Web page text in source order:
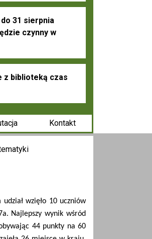
31 sierpnia
czynny w
z biblioteką czas
Kontakt
wzięło 10 uczniów
Najlepszy wynik wśród
44 punkty na 60